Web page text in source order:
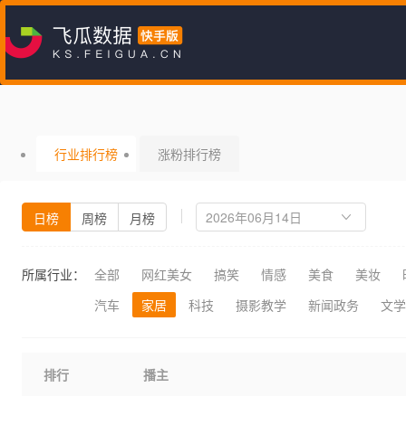
行业排行榜 涨粉排行榜
日榜 周榜 月榜
所属行业： 全部 网红美女 搞笑 情感 美食 美妆
汽车
家居 科技 摄影教学 新闻政务 文
排行 播主